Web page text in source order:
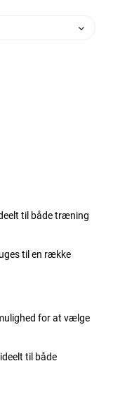
til både træning
til en række
for at vælge
til både